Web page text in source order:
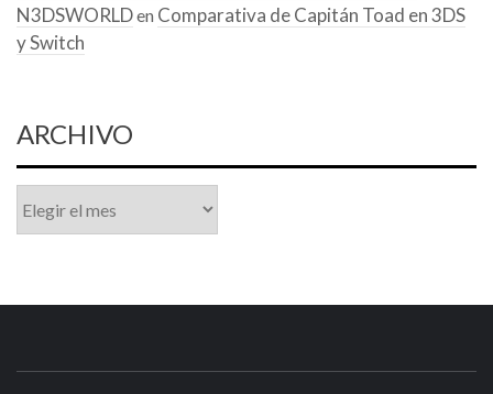
N3DSWORLDen Comparativa de Capitán Toad en 3DS
y Switch
ARCHIVO